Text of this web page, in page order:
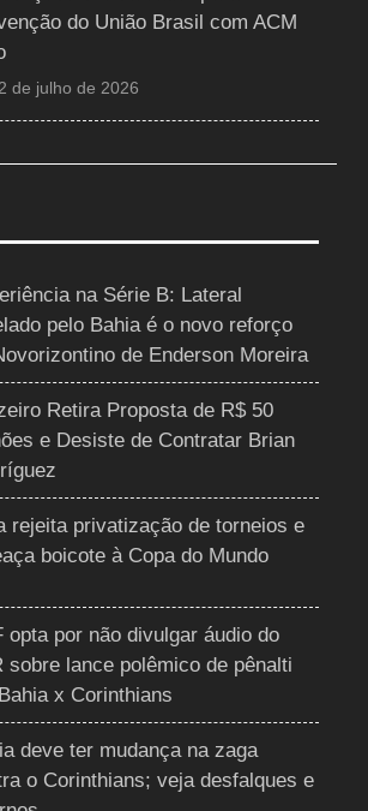
do União Brasil com ACM
de julho de 2026
na Série B: Lateral
pelo Bahia é o novo reforço
de Enderson Moreira
Retira Proposta de R$ 50
e Desiste de Contratar Brian
rejeita privatização de torneios e
boicote à Copa do Mundo
opta por não divulgar áudio do
sobre lance polêmico de pênalti
x Corinthians
deve ter mudança na zaga
o Corinthians; veja desfalques e